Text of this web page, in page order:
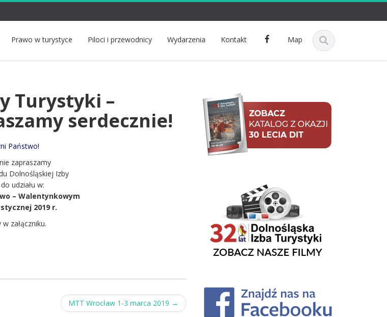
Prawo w turystyce Piloci i przewodnicy Wydarzenia Kontakt
k
Map
Turystyki –
serdecznie!
Państwo!
zapraszamy
Dolnośląskiej Izby
udziału w:
– Walentynkowym
2019 r.
w załączniku.
MTT Wrocław 1-3 marca 2019 →